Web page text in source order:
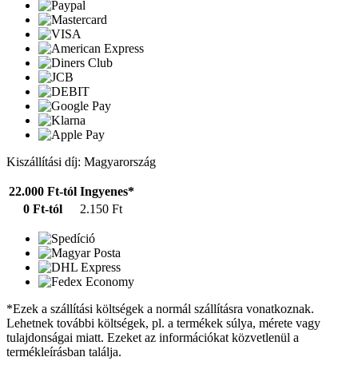
Kiszállítási díj: Magyarország
22.000 Ft-tól Ingyenes*
0 Ft-tól
2.150 Ft
*Ezek a szállítási költségek a normál szállításra vonatkoznak.
Lehetnek további költségek, pl. a termékek súlya, mérete vagy
tulajdonságai miatt. Ezeket az információkat közvetlenül a
termékleírásban találja.